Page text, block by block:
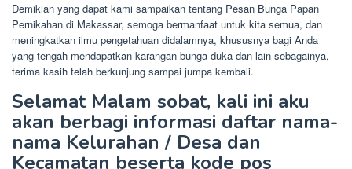
Demikian yang dapat kami sampaikan tentang Pesan Bunga Papan
Pernikahan di Makassar, semoga bermanfaat untuk kita semua, dan
meningkatkan ilmu pengetahuan didalamnya, khususnya bagi Anda
yang tengah mendapatkan karangan bunga duka dan lain sebagainya,
terima kasih telah berkunjung sampai jumpa kembali.
Selamat Malam sobat, kali ini aku
akan berbagi informasi daftar nama-
nama Kelurahan / Desa dan
Kecamatan beserta kode pos